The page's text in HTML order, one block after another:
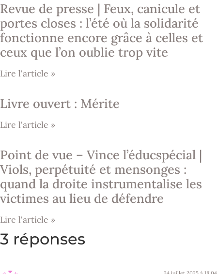
Revue de presse | Feux, canicule et
portes closes : l’été où la solidarité
fonctionne encore grâce à celles et
ceux que l’on oublie trop vite
Lire l'article »
Livre ouvert : Mérite
Lire l'article »
Point de vue – Vince l’éducspécial |
Viols, perpétuité et mensonges :
quand la droite instrumentalise les
victimes au lieu de défendre
Lire l'article »
3 réponses